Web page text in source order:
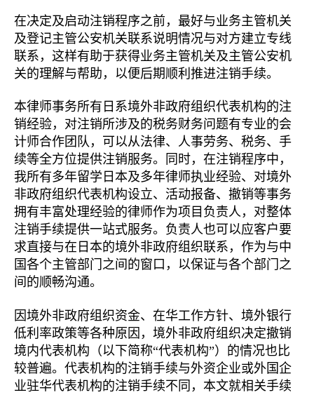
在决定及启动注销程序之前，最好与业务主管机关
及登记主管公安机关联系说明情况与对方建立专线
联系，这样有助于获得业务主管机关及主管公安机
关的理解与帮助，以便后期顺利推进注销手续。
本律师事务所有日系境外非政府组织代表机构的注
销经验，对注销所涉及的税务财务问题有专业的会
计师合作团队，可以从法律、人事劳务、税务、手
续等全方位提供注销服务。同时，在注销程序中，
我所有多年留学日本及多年律师执业经验、对境外
非政府组织代表机构设立、活动报备、撤销等事务
拥有丰富处理经验的律师作为项目负责人，对整体
注销手续提供一站式服务。负责人也可以应客户要
求直接与在日本的境外非政府组织联系，作为与中
国各个主管部门之间的窗口，以保证与各个部门之
间的顺畅沟通。
因境外非政府组织资金、在华工作方针、境外银行
低利率政策等各种原因，境外非政府组织决定撤销
境内代表机构（以下简称“代表机构”）的情况也比
较普遍。代表机构的注销手续与外资企业或外国企
业驻华代表机构的注销手续不同，本文就相关手续